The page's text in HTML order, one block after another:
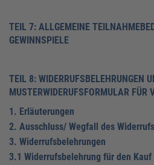
TEIL 7: ALLGEMEINE
GEWINNSPIELE
TEIL 8: WIDERRUFSBELEHRUNGEN
MUSTERWIDERUFSFORMULAR FÜR
1. Erläuterungen
2. Ausschluss/ Wegfall des
3. Widerrufsbelehrungen
3.1 Widerrufsbelehrung für den Kauf